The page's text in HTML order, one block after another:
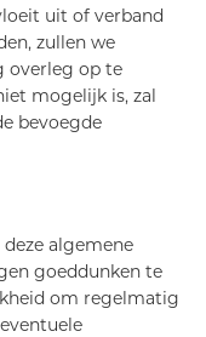
uit of verband
zullen we
overleg op te
mogelijk is, zal
bevoegde
algemene
goeddunken te
om regelmatig